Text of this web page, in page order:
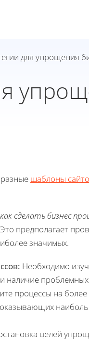
для упрощения
шаблоны
как сделать бизнес
предполагает
значимых.
Необходимо
наличие
процессы на
целей